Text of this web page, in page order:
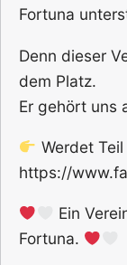
Fortuna
Denn dieser
dem Platz.
Er gehört uns
Werdet
https://
Ein
Fortuna.